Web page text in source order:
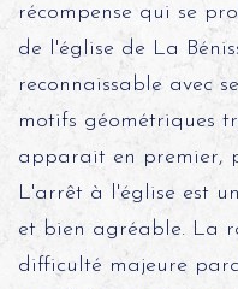
récompense qui se
de l'église de La
reconnaissable avec
motifs géométriques
apparait en premier,
L'arrêt à l'église est
et bien agréable. La
difficulté majeure